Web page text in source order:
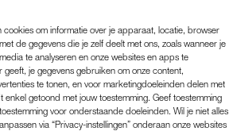
om informatie over je apparaat, locatie, browser
de gegevens die je zelf deelt met ons, zoals wanneer je
te analyseren en onze websites en apps te
je gegevens gebruiken om onze content,
te tonen, en voor marketingdoeleinden delen met
getoond met jouw toestemming. Geef toestemming
voor onderstaande doeleinden. Wil je niet alles
via “Privacy-instellingen” onderaan onze websites